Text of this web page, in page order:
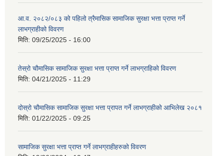
आ.व. २०८२/०८३ को पहिलो त्रैमासिक सामाजिक सुरक्षा भत्ता प्राप्त गर्ने
लाभग्राहीको विवरण
मिति: 09/25/2025 - 16:00
तेस्रो चौमासिक सामाजिक सुरक्षा भत्ता प्राप्त गर्ने लाभग्राहिको विवरण
मिति: 04/21/2025 - 11:29
दोस्रो चौमासिक सामाजिक सुरक्षा भत्ता प्रापत गर्ने लाभग्राहीको आभिलेख २०८१
मिति: 01/22/2025 - 09:25
सामाजिक सुरक्षा भत्ता प्राप्त गर्ने लाभग्राहीहरुको विवरण